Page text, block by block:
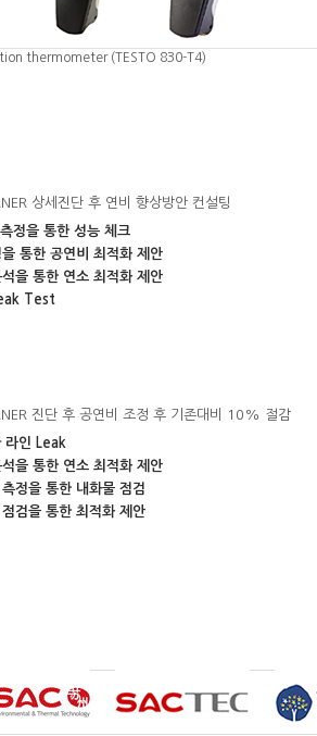
thermometer (TESTO 830-T4)
상세진단 후 연비 향상방안 컨설팅
정을 통한 성능 체크
을 통한 공연비 최적화 제안
석을 통한 연소 최적화 제안
Test
진단 후 공연비 조정 후 기존대비 10% 절감
라인 Leak
석을 통한 연소 최적화 제안
정을 통한 내화물 점검
검을 통한 최적화 제안